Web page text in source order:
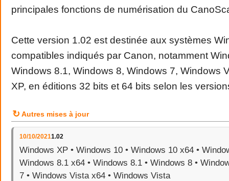
principales fonctions de numérisation du
Cette version 1.02 est destinée aux systèmes
compatibles indiqués par Canon, notamment
Windows 8.1, Windows 8, Windows 7, Windows
XP, en éditions 32 bits et 64 bits selon les
↻ Autres mises à jour
10/10/20211.02
Windows XP • Windows 10 • Windows 10 x64 •
Windows 8.1 x64 • Windows 8.1 • Windows 8 •
7 • Windows Vista x64 • Windows Vista